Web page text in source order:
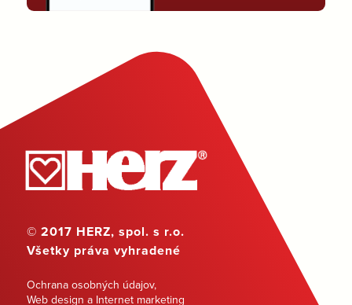
© 2017 HERZ, spol. s r.o.
Všetky práva vyhradené
Ochrana osobných údajov,
Web design a Internet marketing